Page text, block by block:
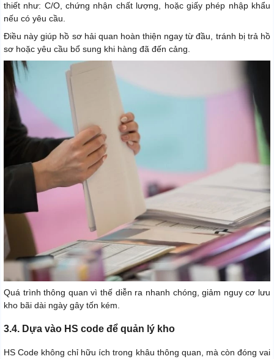
thiết như: C/O, chứng nhận chất lượng, hoặc giấy phép nhập khẩu
nếu có yêu cầu.
Điều này giúp hồ sơ hải quan hoàn thiện ngay từ đầu, tránh bị trả hồ
sơ hoặc yêu cầu bổ sung khi hàng đã đến cảng.
Quá trình thông quan vì thế diễn ra nhanh chóng, giảm nguy cơ lưu
kho bãi dài ngày gây tốn kém.
3.4. Dựa vào HS code để quản lý kho
HS Code không chỉ hữu ích trong khâu thông quan, mà còn đóng vai